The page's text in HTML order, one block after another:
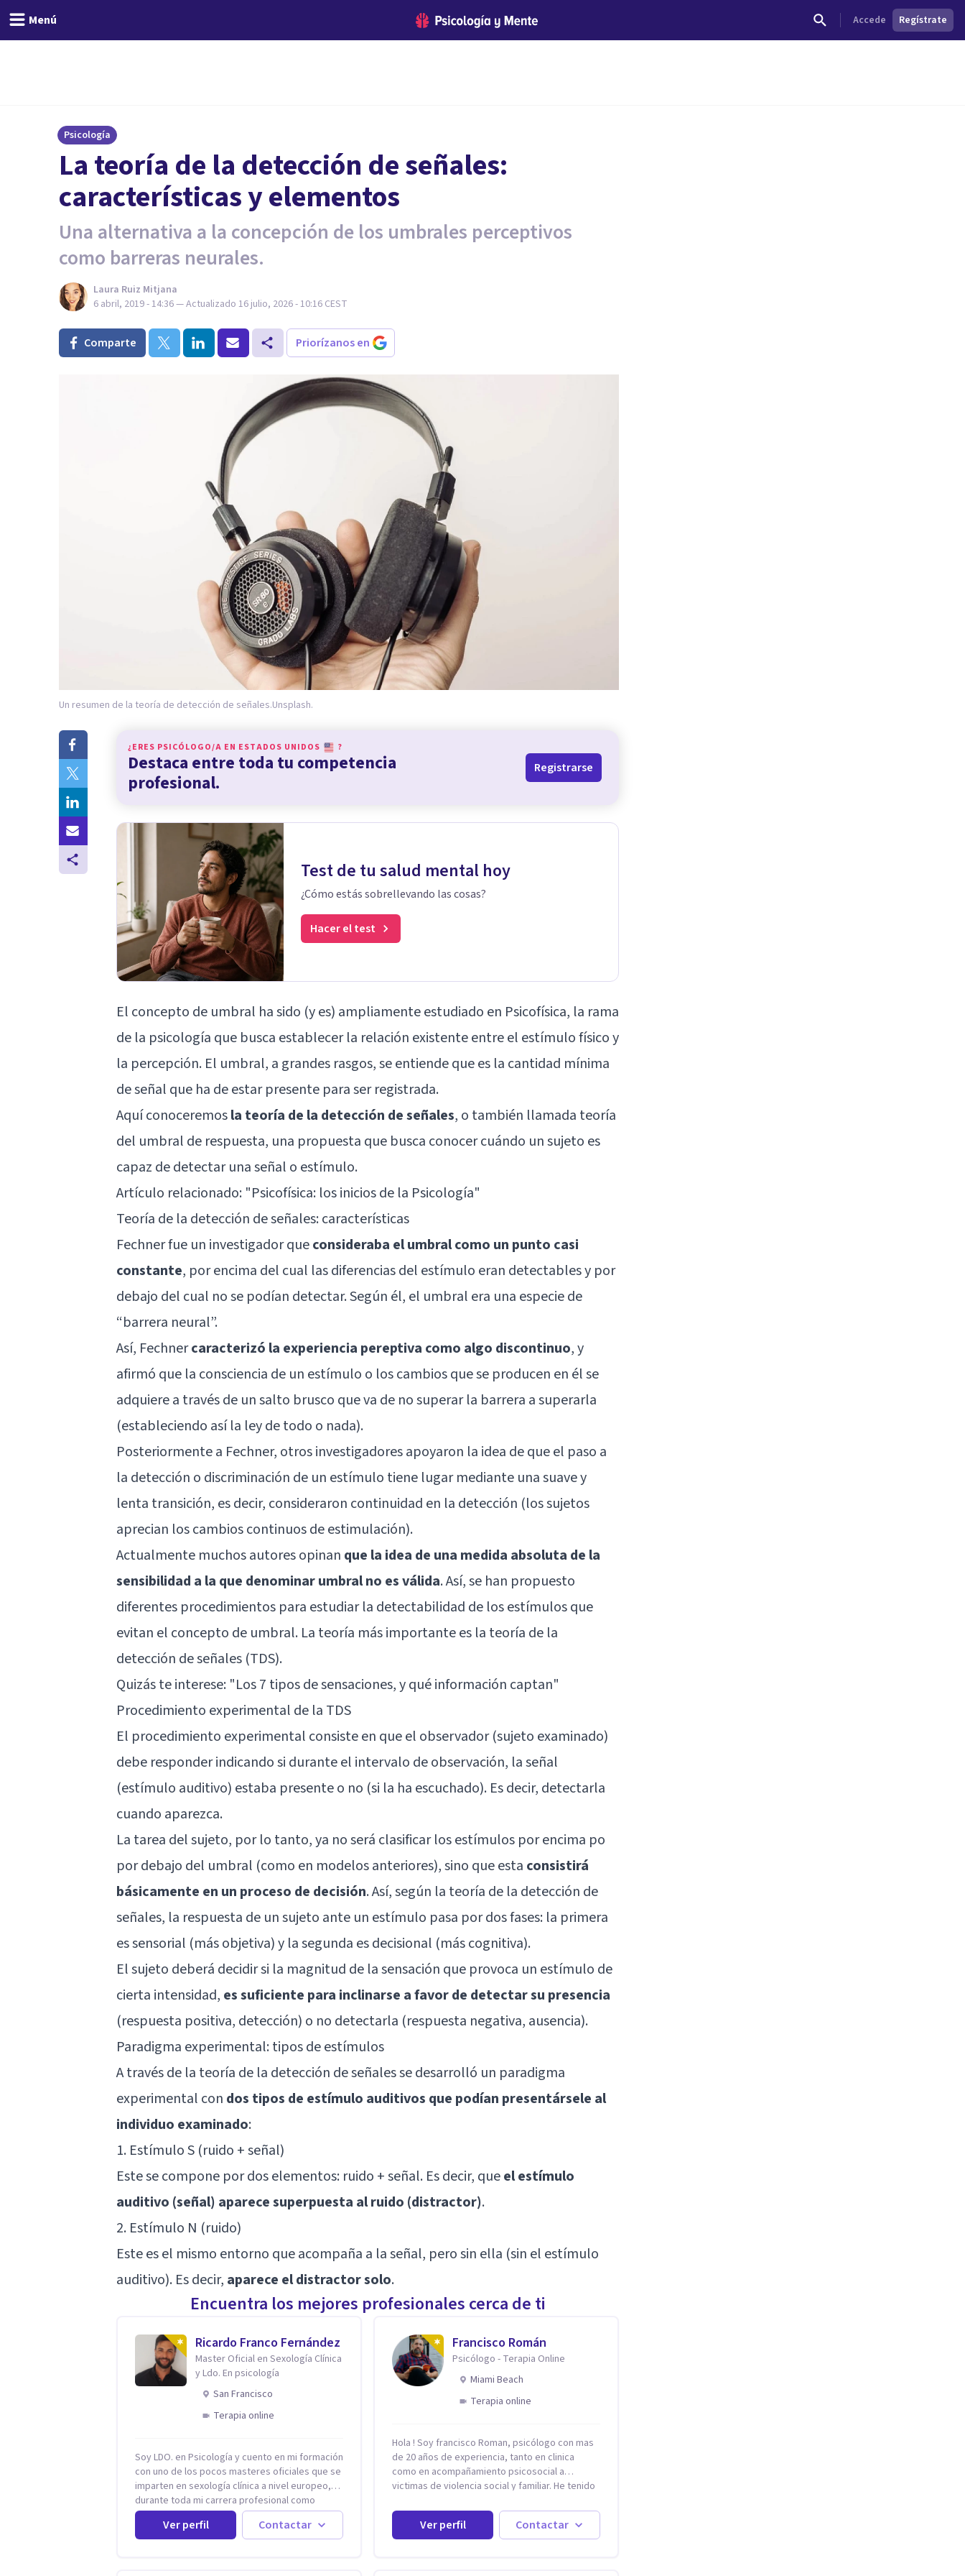
Menú Accede Regístrate
Psicología
La teoría de la detección de señales:
características y elementos
Una alternativa a la concepción de los umbrales perceptivos
como barreras neurales.
Laura Ruiz Mitjana
6 abril, 2019 - 14:36— Actualizado 16 julio, 2026 - 10:16 CEST
Comparte Priorízanos en
Un resumen de la teoría de detección de señales.Unsplash.
¿ERES PSICÓLOGO/A EN ESTADOS UNIDOS ?
Destaca entre toda tu competencia
profesional.
Registrarse
Test de tu salud mental hoy
¿Cómo estás sobrellevando las cosas?
Hacer el test
El concepto de umbral ha sido (y es) ampliamente estudiado en Psicofísica, la rama
de la psicología que busca establecer la relación existente entre el estímulo físico y
la percepción. El umbral, a grandes rasgos, se entiende que es la cantidad mínima
de señal que ha de estar presente para ser registrada.
Aquí conoceremosla teoría de la detección de señales, o también llamada teoría
del umbral de respuesta, una propuesta que busca conocer cuándo un sujeto es
capaz de detectar una señal o estímulo.
Artículo relacionado: "Psicofísica: los inicios de la Psicología"
Teoría de la detección de señales: características
Fechner fue un investigador queconsideraba el umbral como un punto casi
constante, por encima del cual las diferencias del estímulo eran detectables y por
debajo del cual no se podían detectar. Según él, el umbral era una especie de
“barrera neural”.
Así, Fechnercaracterizó la experiencia pereptiva como algo discontinuo, y
afirmó que la consciencia de un estímulo o los cambios que se producen en él se
adquiere a través de un salto brusco que va de no superar la barrera a superarla
(estableciendo así la ley de todo o nada).
Posteriormente a Fechner, otros investigadores apoyaron la idea de que el paso a
la detección o discriminación de un estímulo tiene lugar mediante una suave y
lenta transición, es decir, consideraron continuidad en la detección (los sujetos
aprecian los cambios continuos de estimulación).
Actualmente muchos autores opinan que la idea de una medida absoluta de la
sensibilidad a la que denominar umbral no es válida. Así, se han propuesto
diferentes procedimientos para estudiar la detectabilidad de los estímulos que
evitan el concepto de umbral. La teoría más importante es la teoría de la
detección de señales (TDS).
Quizás te interese: "Los 7 tipos de sensaciones, y qué información captan"
Procedimiento experimental de la TDS
El procedimiento experimental consiste en que el observador (sujeto examinado)
debe responder indicando si durante el intervalo de observación, la señal
(estímulo auditivo) estaba presente o no (si la ha escuchado). Es decir, detectarla
cuando aparezca.
La tarea del sujeto, por lo tanto, ya no será clasificar los estímulos por encima po
por debajo del umbral (como en modelos anteriores), sino que esta consistirá
básicamente en un proceso de decisión. Así, según la teoría de la detección de
señales, la respuesta de un sujeto ante un estímulo pasa por dos fases: la primera
es sensorial (más objetiva) y la segunda es decisional (más cognitiva).
El sujeto deberá decidir si la magnitud de la sensación que provoca un estímulo de
cierta intensidad, es suficiente para inclinarse a favor de detectar su presencia
(respuesta positiva, detección) o no detectarla (respuesta negativa, ausencia).
Paradigma experimental: tipos de estímulos
A través de la teoría de la detección de señales se desarrolló un paradigma
experimental con dos tipos de estímulo auditivos que podían presentársele al
individuo examinado:
1. Estímulo S (ruido + señal)
Este se compone por dos elementos: ruido + señal. Es decir, queel estímulo
auditivo (señal) aparece superpuesta al ruido (distractor).
2. Estímulo N (ruido)
Este es el mismo entorno que acompaña a la señal, pero sin ella (sin el estímulo
auditivo). Es decir, aparece el distractor solo.
Encuentra los mejores profesionales cerca de ti
Ricardo Franco Fernández
Master Oficial en Sexología Clínica
y Ldo. En psicología
San Francisco
Terapia online
Soy LDO. en Psicología y cuento en mi formación
con uno de los pocos masteres oficiales que se
imparten en sexología clínica a nivel europeo,
durante toda mi carrera profesional como
psicólogo-sexólogo he estado enfocado en la
terapia sexual desde una perspectiva
multidisciplinar BIO-PSICO-SOCIAL ya que
Ver perfil Contactar
Francisco Román
Psicólogo - Terapia Online
Miami Beach
Terapia online
Hola ! Soy francisco Roman, psicólogo con mas
de 20 años de experiencia, tanto en clinica
como en acompañamiento psicosocial a
victimas de violencia social y familiar. He tenido
familias en todos los espacios y esto me ha
dado un una variedad de aprendizajes que
ahora pongo a tu disposicion. En la actualidad
Ver perfil Contactar